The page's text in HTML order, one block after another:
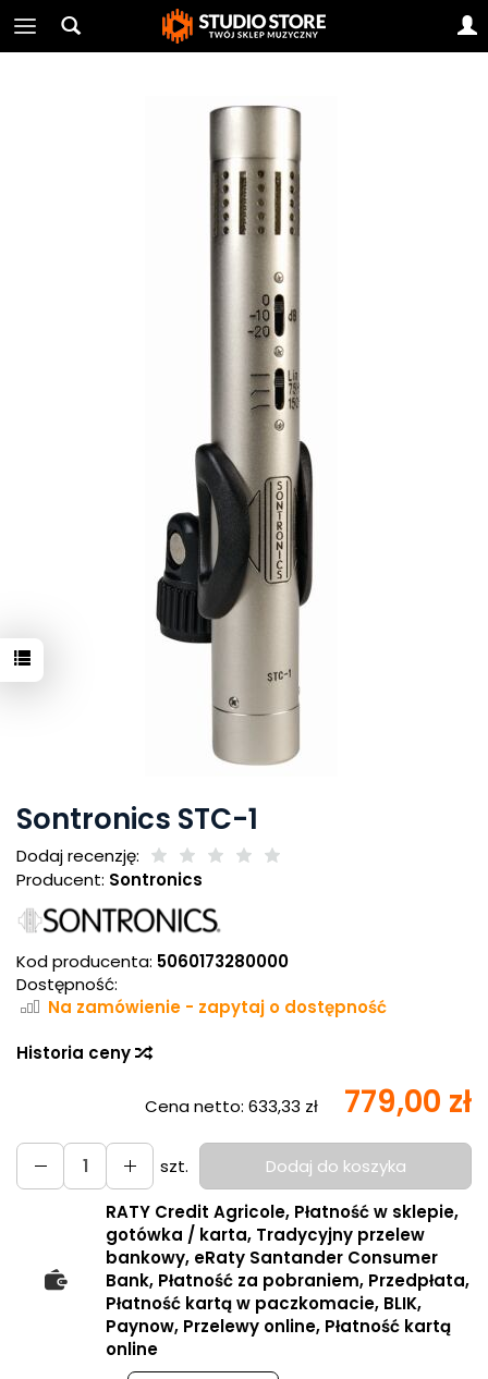
Sontronics STC-1
Dodaj recenzję:
Producent: Sontronics
Kod producenta: 5060173280000
Dostępność:
Na zamówienie - zapytaj o dostępność
Historia ceny
Cena netto: 633,33 zł 779,00 zł
szt.
Dodaj do koszyka
RATY Credit Agricole, Płatność w sklepie,
gotówka / karta, Tradycyjny przelew
bankowy, eRaty Santander Consumer
Bank, Płatność za pobraniem, Przedpłata,
Płatność kartą w paczkomacie, BLIK,
Paynow, Przelewy online, Płatność kartą
online